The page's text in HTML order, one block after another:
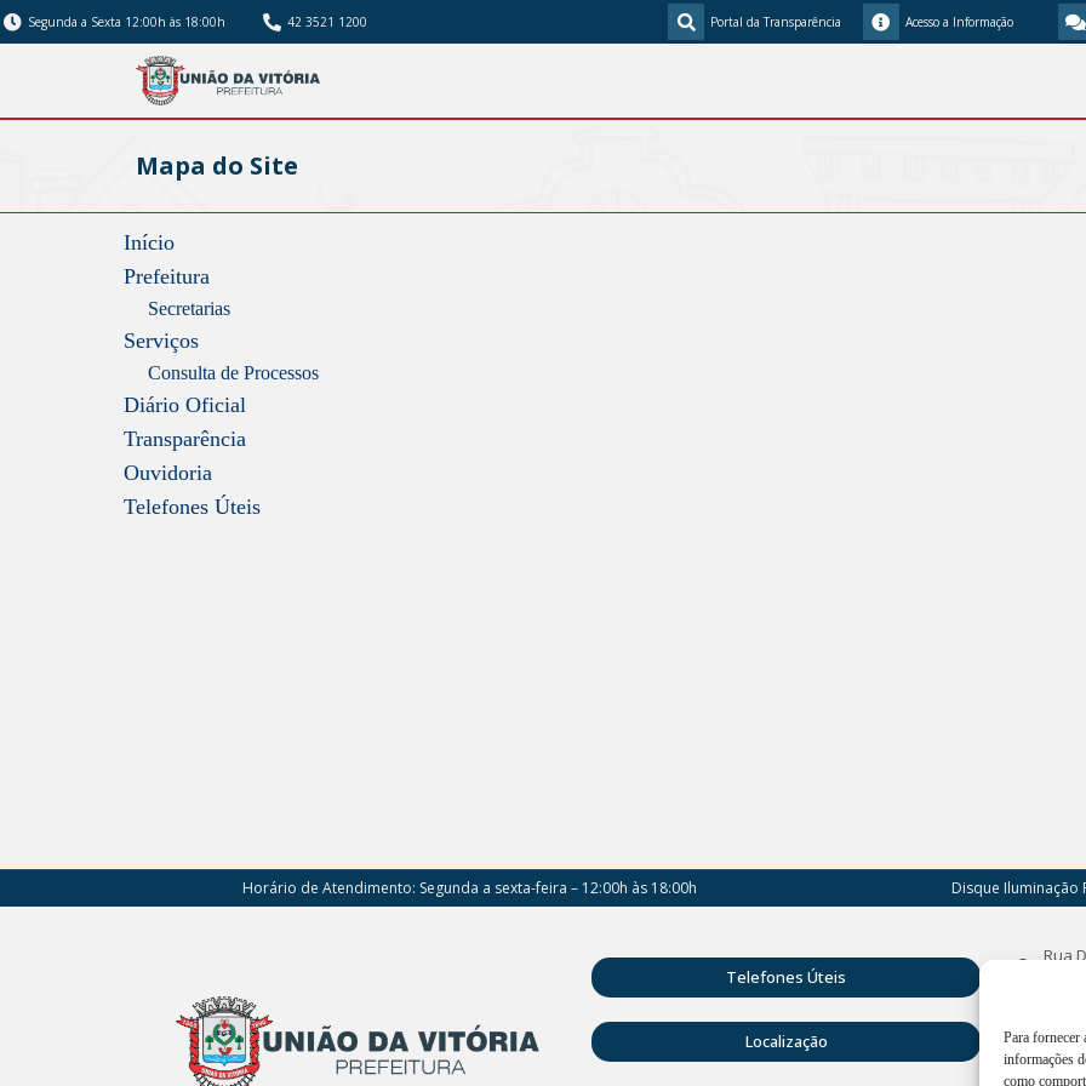
Para fornecer
informações
como
Segunda a Sexta 12:00h às 18:00h 42 3521 1200 Portal da Transparência Acesso a Informação
Mapa do Site
Início
Prefeitura
Secretarias
Serviços
Consulta de Processos
Diário Oficial
Transparência
Ouvidoria
Telefones Úteis
Horário de Atendimento: Segunda a sexta-feira – 12:00h às 18:00h Disque Iluminação
Telefones Úteis
Localização
Rua
18:00h